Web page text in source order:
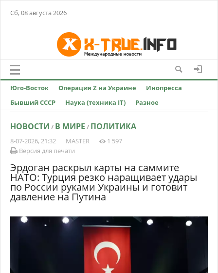
Сб, 08 августа 2026
Юго-Восток Операция Z на Украине
Инопресса
Бывший СССР
Наука (техника IT) Разное
НОВОСТИ / В МИРЕ / ПОЛИТИКА
8-07-2026, 21:32 MASTER
1 597
Версия для печати
Эрдоган раскрыл карты на саммите
НАТО: Турция резко наращивает удары
по России руками Украины и готовит
давление на Путина